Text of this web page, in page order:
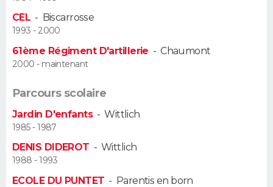
Alimentation
Guide de la santé
Maladies
Médicaments
Sommeil
VOYAGE
Destinations
City break
Voyage nature
Voyage de noces
Forum
Climat
+
PHOTO
BONS PLANS
CARTE DE VOEUX
Carte de Noël
Carte Bonne année
Carte Saint-Valentin
Carte Pâques
Carte d'anniversaire
CEL - Biscarrosse
1993 - 2000
61ème Régiment D'artillerie -Chaumont
2000 - maintenant
Parcours scolaire
Jardin D'enfants-Wittlich
1985 - 1987
DENIS DIDEROT - Wittlich
1988 - 1993
ECOLE DU PUNTET - Parentis en born